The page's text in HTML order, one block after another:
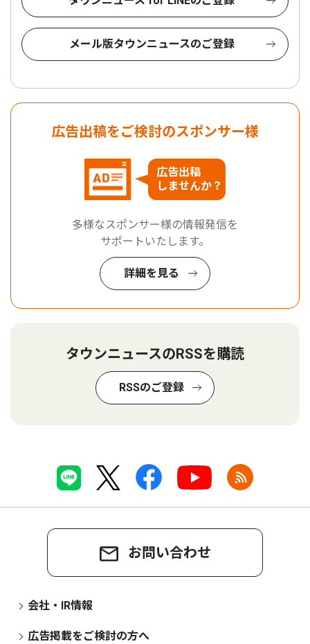
メール版タウンニュースのご登録
広告出稿をご検討のスポンサー様
広告出稿
しませんか？
多様なスポンサー様の情報発信を
サポートいたします。
詳細を見る
タウンニュースのRSSを購読
RSSのご登録
お問い合わせ
会社・IR情報
広告掲載をご検討の方へ